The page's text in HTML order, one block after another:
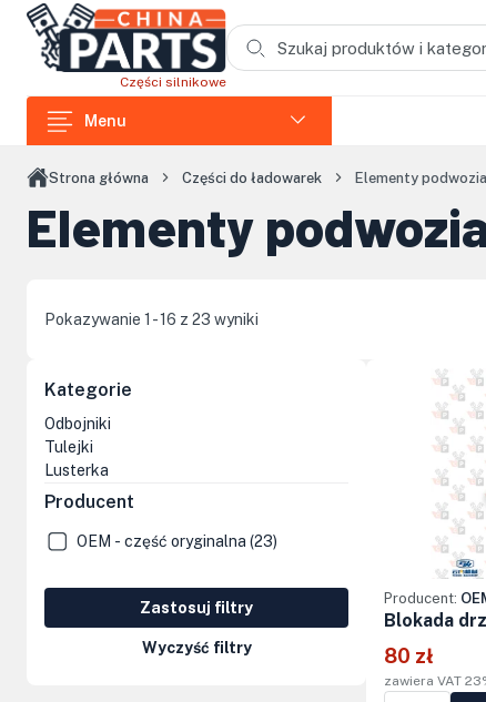
Przejdź do treści głównej
Części silnikowe
Menu
Części do ładowarek
Części do koparek
Części do zagęszczarek i skoczków
Części do siników Loncin
Elementy kabin
Osprzęt do maszyn
Strona główna Części do ładowarek Elementy podwozia
Elementy
Pokazywanie 1 - 16 z 23 wyniki
Kategorie
Odbojniki
Tulejki
Lusterka
Producent
OEM - część oryginalna (23)
Zastosuj filtry
Wyczyść filtry
Producent:
Blokada
80 zł
zawiera VAT